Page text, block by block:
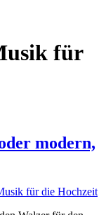
für
modern,
für die Hochzeit